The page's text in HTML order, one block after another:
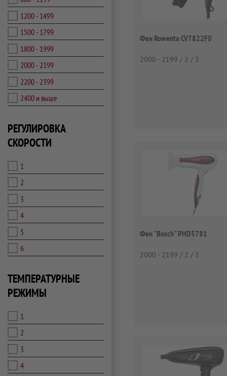
1200 - 1499
1500 - 1799
1800 - 1999
2000 - 2199
2200 - 2399
2400 и выше
РЕГУЛИРОВКА
СКОРОСТИ
1
2
3
4
5
6
ТЕМПЕРАТУРНЫЕ
РЕЖИМЫ
1
2
3
4
Фен Rowenta CV7822F0
2000 - 2199 / 2 / 3
Фен "Bosch" PHD5781
2000 - 2199 / 2 / 3